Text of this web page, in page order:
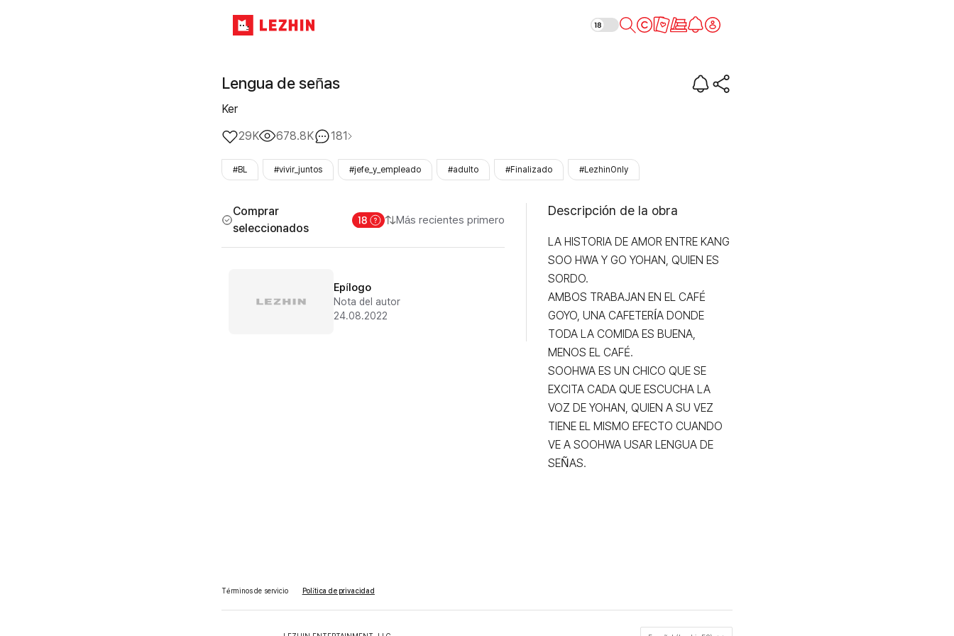
Lengua de señas
Lengua de señas
Ker
29K
678.8K 181
#BL #vivir_juntos #jefe_y_empleado #adulto #Finalizado #LezhinOnly
Comprar
seleccionados
Más recientes primero
Epílogo
Nota del autor
24.08.2022
Descripción de la obra
LA HISTORIA DE AMOR ENTRE KANG
SOO HWA Y GO YOHAN, QUIEN ES
SORDO.
AMBOS TRABAJAN EN EL CAFÉ
GOYO, UNA CAFETERÍA DONDE
TODA LA COMIDA ES BUENA,
MENOS EL CAFÉ.
SOOHWA ES UN CHICO QUE SE
EXCITA CADA QUE ESCUCHA LA
VOZ DE YOHAN, QUIEN A SU VEZ
TIENE EL MISMO EFECTO CUANDO
VE A SOOHWA USAR LENGUA DE
SEÑAS.
Términos de servicio Política de privacidad